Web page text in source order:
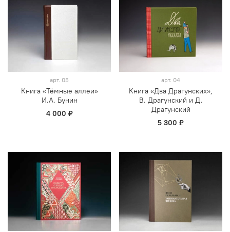
арт. 05
Книга «Тёмные аллеи»
И.А. Бунин
4 000 ₽
арт. 04
Книга «Два Драгунских»,
В. Драгунский и Д.
Драгунский
5 300 ₽